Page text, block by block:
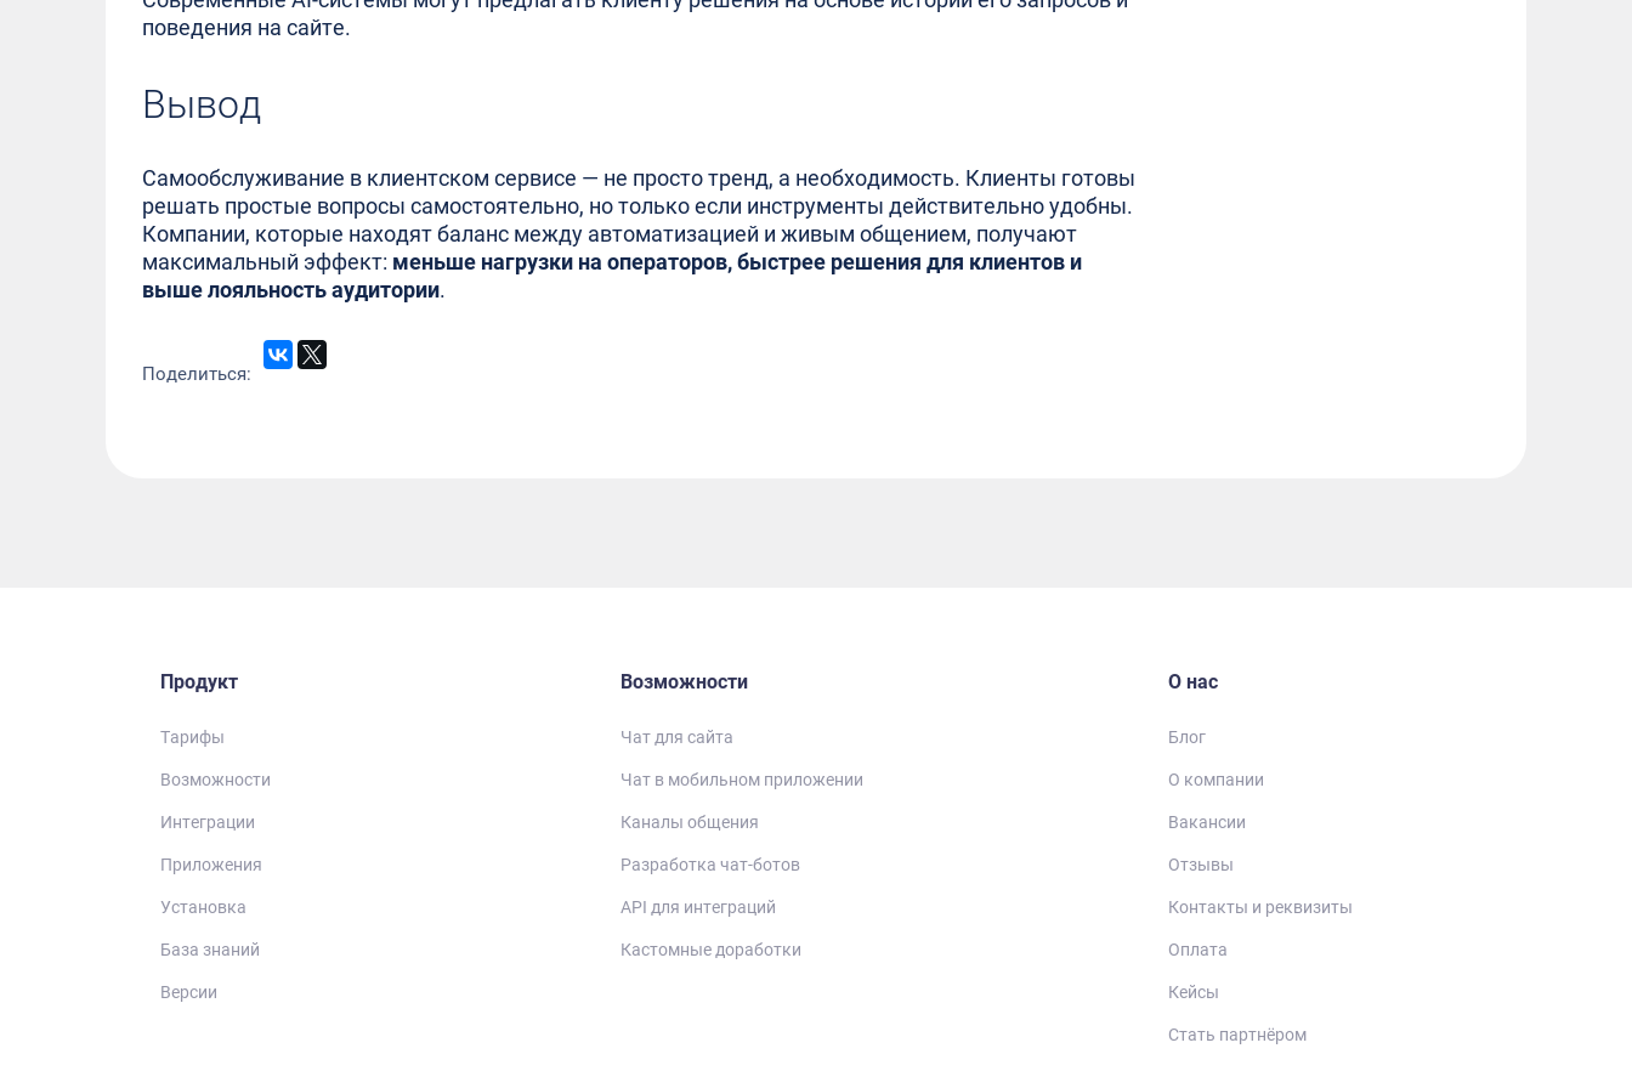
поведения на сайте.
Вывод
Самообслуживание в клиентском сервисе — не просто тренд, а необходимость. Клиенты готовы
решать простые вопросы самостоятельно, но только если инструменты действительно удобны.
Компании, которые находят баланс между автоматизацией и живым общением, получают
максимальный эффект: меньше нагрузки на операторов, быстрее решения для клиентов и
выше лояльность аудитории.
Поделиться:
Продукт
Тарифы
Возможности
Интеграции
Приложения
Установка
База знаний
Версии
Возможности
Чат для сайта
Чат в мобильном приложении
Каналы общения
Разработка чат-ботов
API для интеграций
Кастомные доработки
О нас
Блог
О компании
Вакансии
Отзывы
Контакты и реквизиты
Оплата
Кейсы
Стать партнёром